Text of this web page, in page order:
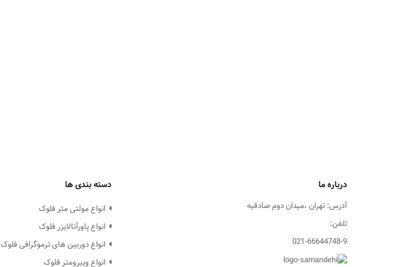
درباره ما
آدرس: تهران ،میدان دوم صادقیه
تلفن:
021-66644748-9
دسته بندی ها
انواع مولتی متر فلوک
انواع پاورآنالایزر فلوک
انواع دوربین های ترموگرافی فلوک
انواع ویبرومتر فلوک